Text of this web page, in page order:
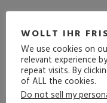
DIE
(mehr …)
WOLLT IHR
We use cookies on
relevant experience
repeat visits. By
of ALL the cookies.
Do not sell my